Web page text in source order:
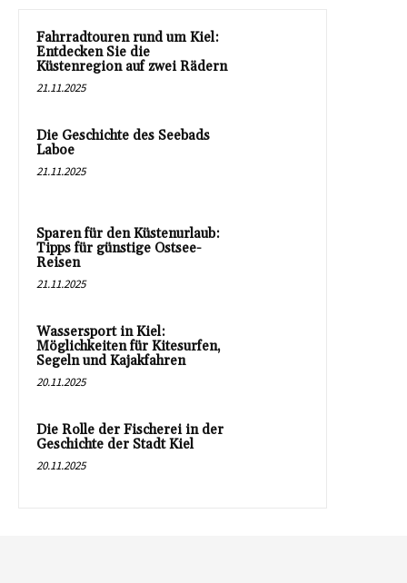
Fahrradtouren rund um Kiel:
Entdecken Sie die
Küstenregion auf zwei Rädern
21.11.2025
Die Geschichte des Seebads
Laboe
21.11.2025
Sparen für den Küstenurlaub:
Tipps für günstige Ostsee-
Reisen
21.11.2025
Wassersport in Kiel:
Möglichkeiten für Kitesurfen,
Segeln und Kajakfahren
20.11.2025
Die Rolle der Fischerei in der
Geschichte der Stadt Kiel
20.11.2025